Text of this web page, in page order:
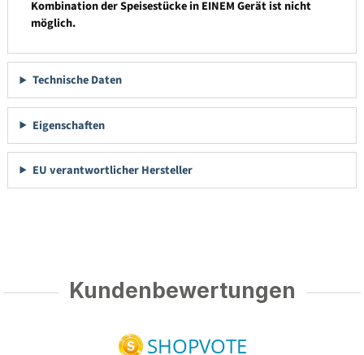
Kombination der Speisestücke in EINEM Gerät ist nicht
möglich.
Technische Daten
Eigenschaften
EU verantwortlicher Hersteller
Kundenbewertungen